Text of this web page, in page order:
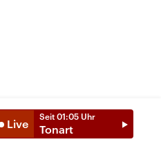
Live
Seit 01:05 Uhr
Tonart